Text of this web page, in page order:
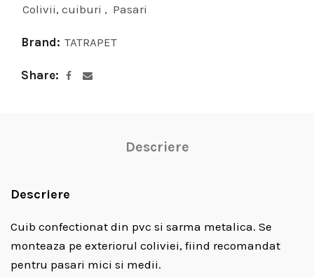
Colivii, cuiburi , Pasari
Brand: TATRAPET
Share
Descriere
Descriere
Cuib confectionat din pvc si sarma metalica. Se
monteaza pe exteriorul coliviei, fiind recomandat
pentru pasari mici si medii.